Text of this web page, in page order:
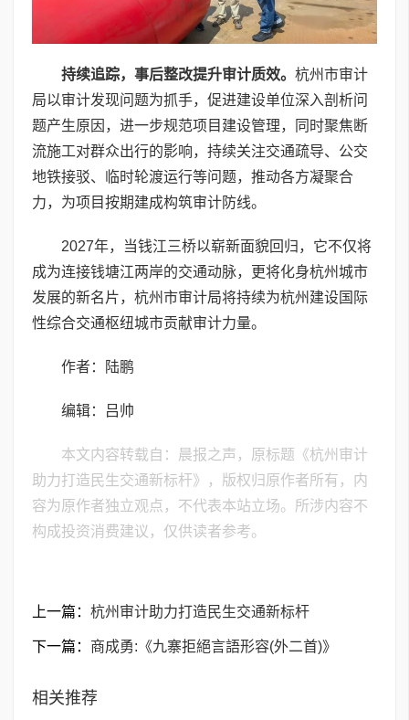
持续追踪，事后整改提升审计质效。 杭州市审计
局以审计发现问题为抓手，促进建设单位深入剖析问
题产生原因，进一步规范项目建设管理，同时聚焦断
流施工对群众出行的影响，持续关注交通疏导、公交
地铁接驳、临时轮渡运行等问题，推动各方凝聚合
力，为项目按期建成构筑审计防线。
2027年，当钱江三桥以崭新面貌回归，它不仅将
成为连接钱塘江两岸的交通动脉，更将化身杭州城市
发展的新名片，杭州市审计局将持续为杭州建设国际
性综合交通枢纽城市贡献审计力量。
作者：陆鹏
编辑：吕帅
本文内容转载自：晨报之声，原标题《杭州审计
助力打造民生交通新标杆》，版权归原作者所有，内
容为原作者独立观点，不代表本站立场。所涉内容不
构成投资消费建议，仅供读者参考。
上一篇： 杭州审计助力打造民生交通新标杆
下一篇： 商成勇:《九寨拒絕言語形容(外二首)》
相关推荐